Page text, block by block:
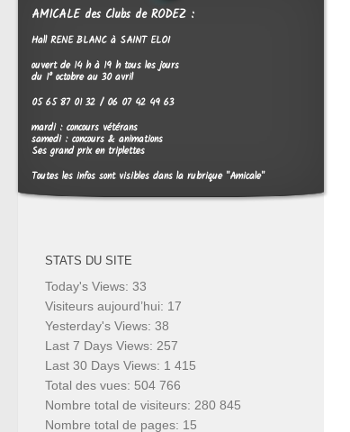
AMICALE des Clubs de RODEZ :
Hall RENE BLANC à SAINT ELOI
ouvert de 14 h à 19 h tous les jours
du 1° octobre au 30 avril
05 65 87 01 32 / 06 07 42 49 63
mardi : concours vétérans
samedi : concours & animations
Ses grand prix en triplettes
Toutes les infos sont visibles dans la rubrique "Amicale"
STATS DU SITE
Today's Views: 33
Visiteurs aujourd’hui: 17
Yesterday's Views: 38
Last 7 Days Views: 257
Last 30 Days Views: 1 415
Total des vues: 504 766
Nombre total de visiteurs: 280 845
Nombre total de pages: 15